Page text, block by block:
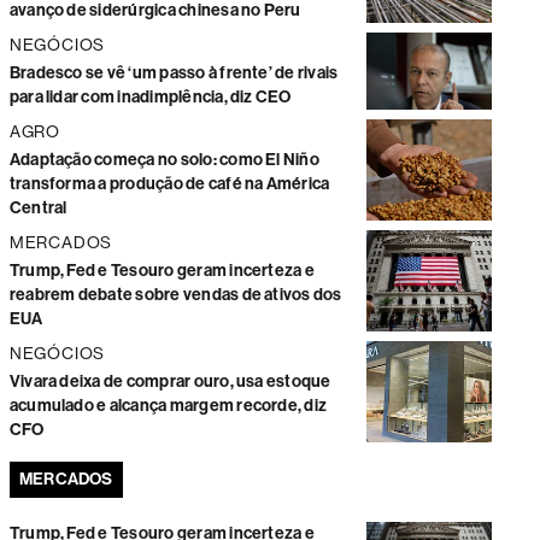
avanço de siderúrgica chinesa no Peru
NEGÓCIOS
Bradesco se vê ‘um passo à frente’ de rivais
para lidar com inadimplência, diz CEO
AGRO
Adaptação começa no solo: como El Niño
transforma a produção de café na América
Central
MERCADOS
Trump, Fed e Tesouro geram incerteza e
reabrem debate sobre vendas de ativos dos
EUA
NEGÓCIOS
Vivara deixa de comprar ouro, usa estoque
acumulado e alcança margem recorde, diz
CFO
MERCADOS
Trump, Fed e Tesouro geram incerteza e